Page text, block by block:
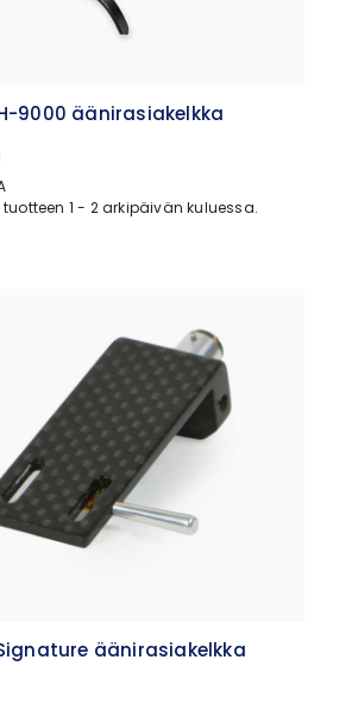
9000 äänirasiakelkka
1 - 2 arkipäivän kuluessa.
äänirasiakelkka